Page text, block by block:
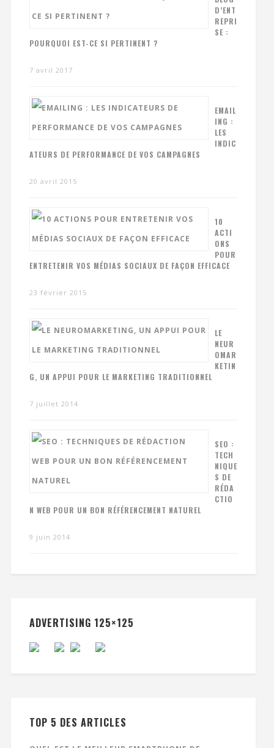
D’ENT
REPRI
SE :
POURQUOI EST-CE SI PERTINENT ?
7 avril 2017
EMAIL
ING :
LES
INDIC
ATEURS DE PERFORMANCE DE VOS CAMPAGNES
20 avril 2015
10
ACTI
ONS
POUR
ENTRETENIR VOS MÉDIAS SOCIAUX DE FAÇON EFFICACE
23 février 2015
LE
NEUR
OMAR
KETIN
G, UN APPUI POUR LE MARKETING TRADITIONNEL
7 juillet 2014
SEO :
TECH
NIQUE
S DE
RÉDA
CTIO
N WEB POUR UN BON RÉFÉRENCEMENT NATUREL
9 juin 2014
ADVERTISING 125×125
TOP 5 DES ARTICLES